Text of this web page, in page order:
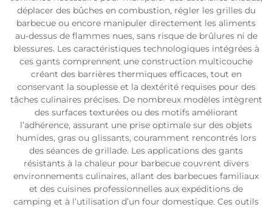
déplacer des bûches en combustion, régler les grilles du
barbecue ou encore manipuler directement les aliments
au-dessus de flammes nues, sans risque de brûlures ni de
blessures. Les caractéristiques technologiques intégrées à
ces gants comprennent une construction multicouche
créant des barrières thermiques efficaces, tout en
conservant la souplesse et la dextérité requises pour des
tâches culinaires précises. De nombreux modèles intègrent
des surfaces texturées ou des motifs améliorant
l’adhérence, assurant une prise optimale sur des objets
humides, gras ou glissants, couramment rencontrés lors
des séances de grillade. Les applications des gants
résistants à la chaleur pour barbecue couvrent divers
environnements culinaires, allant des barbecues familiaux
et des cuisines professionnelles aux expéditions de
camping et à l’utilisation d’un four domestique. Ces outils